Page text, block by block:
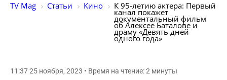
TV Mag Статьи Кино К 95-летию актера: Первый
канал покажет
документальный фильм
об Алексее Баталове и
драму «Девять дней
одного года»
11:37 25 ноября, 2023 • Время на чтение: 2 минуты